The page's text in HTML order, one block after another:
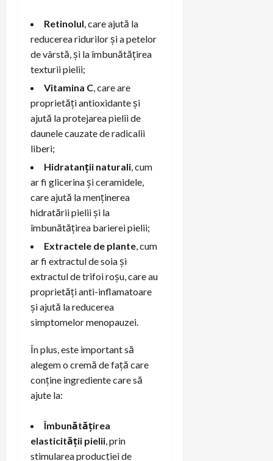
Retinolul, care ajută la
reducerea ridurilor și a petelor
de vârstă, și la îmbunătățirea
texturii pielii;
Vitamina C, care are
proprietăți antioxidante și
ajută la protejarea pielii de
daunele cauzate de radicalii
liberi;
Hidratanții naturali, cum
ar fi glicerina și ceramidele,
care ajută la menținerea
hidratării pielii și la
îmbunătățirea barierei pielii;
Extractele de plante, cum
ar fi extractul de soia și
extractul de trifoi roșu, care au
proprietăți anti-inflamatoare
și ajută la reducerea
simptomelor menopauzei.
În plus, este important să
alegem o cremă de față care
conține ingrediente care să
ajute la:
Îmbunătățirea
elasticității pielii, prin
stimularea producției de